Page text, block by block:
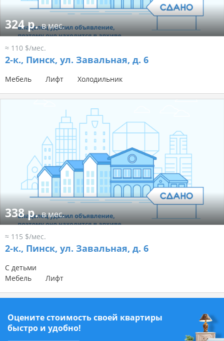
324 р.в мес.
≈ 110 $/мес.
2-к., Пинск, ул. Завальная, д. 6
Мебель Лифт Холодильник
338 р.в мес.
≈ 115 $/мес.
2-к., Пинск, ул. Завальная, д. 6
С детьми
Мебель
Лифт
Оцените стоимость своей квартиры
быстро и удобно!